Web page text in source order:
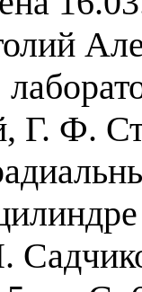
Г. Ф.